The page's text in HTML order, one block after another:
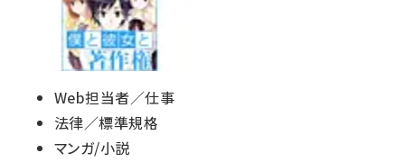
Web担当者／仕事
法律／標準規格
マンガ/小説